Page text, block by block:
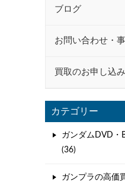
ブログ
お問い合わせ・
買取のお申し込み
カテゴリー
ガンダムDVD・
(36)
ガンプラの高価